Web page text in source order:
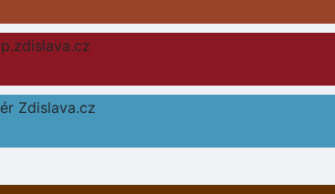
Zdislava.cz